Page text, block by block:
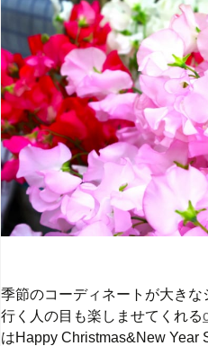
季節のコーディネートが大き
行く人の目も楽しませてくれる
はHappy Christmas&New Year